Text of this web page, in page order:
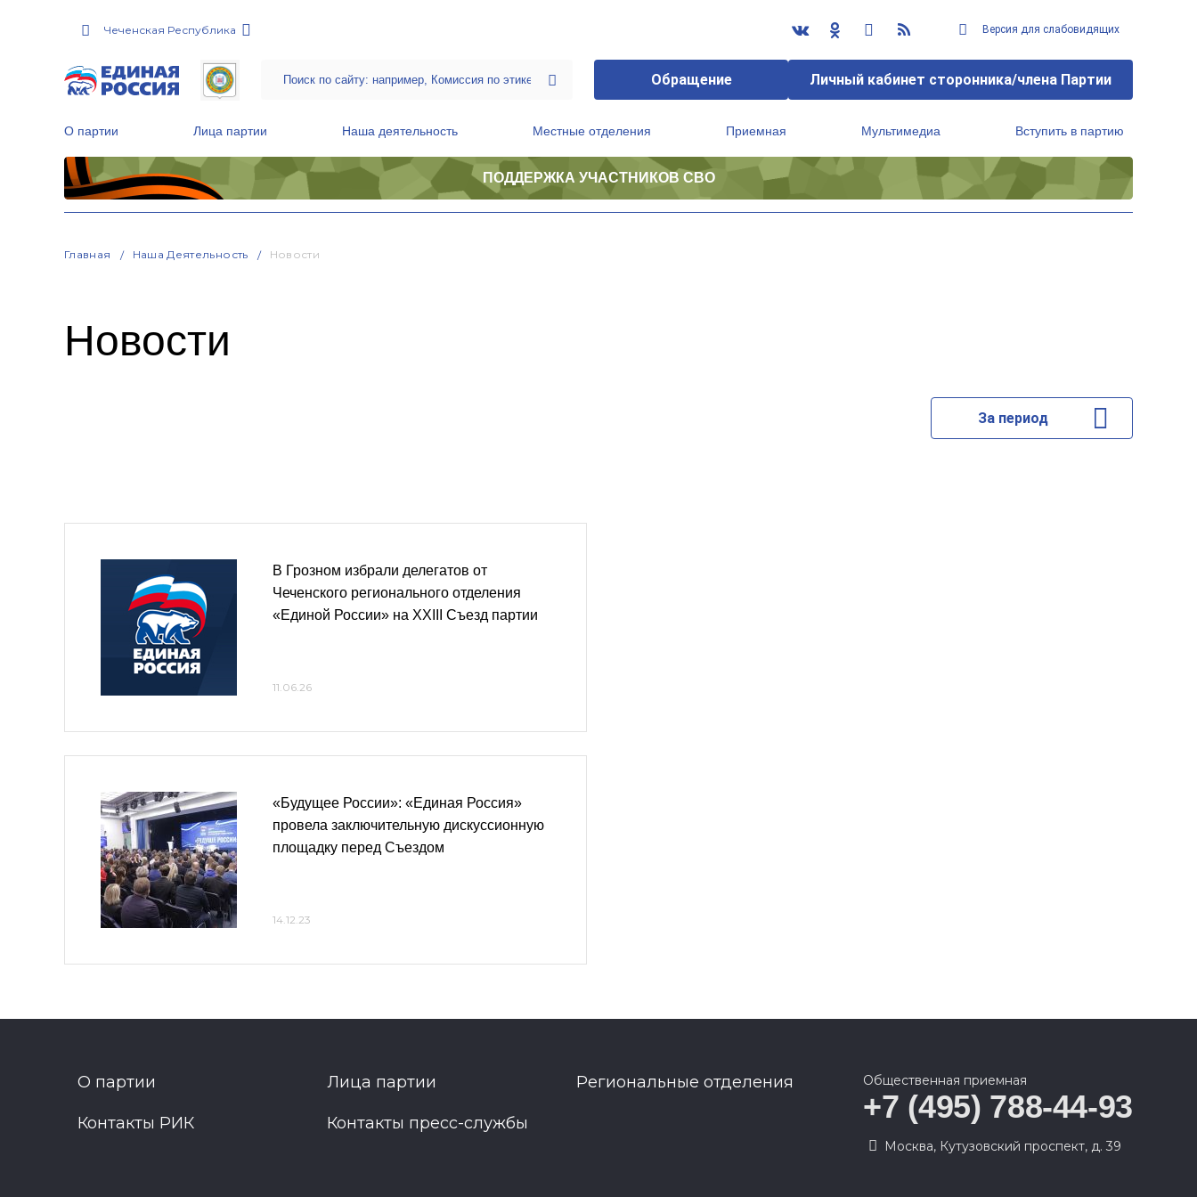
Чеченская Республика Версия для слабовидящих
Обращение Личный кабинет сторонника/члена Партии
О партии Лица партии Наша деятельность Местные отделения Приемная Мультимедиа Вступить в партию
ПОДДЕРЖКА УЧАСТНИКОВ СВО
Главная Наша Деятельность Новости
Новости
За период
В Грозном избрали делегатов от
Чеченского регионального отделения
«Единой России» на XXIII Съезд партии
11.06.26
«Будущее России»: «Единая Россия»
провела заключительную дискуссионную
площадку перед Съездом
14.12.23
О партии Лица партии Региональные отделения
Контакты РИК Контакты пресс-службы
Общественная приемная
+7 (495) 788-44-93
Москва, Кутузовский проспект, д. 39